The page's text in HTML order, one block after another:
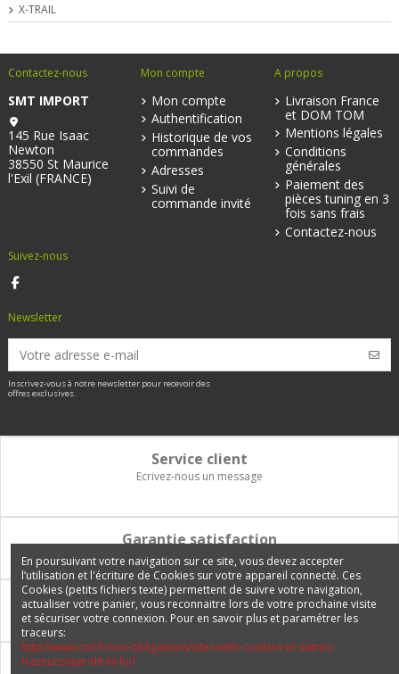
X-TRAIL
Contactez-nous
SMT IMPORT
145 Rue Isaac
Newton
38550 St Maurice
l'Exil (FRANCE)
Mon compte
Mon compte
Authentification
Historique de vos
commandes
Adresses
Suivi de
commande invité
A propos
Livraison France
et DOM TOM
Mentions légales
Conditions
générales
Paiement des
pièces tuning en 3
fois sans frais
Contactez-nous
Suivez-nous
Newsletter
Inscrivez-vous à notre newsletter pour recevoir des
offres exclusives.
Service client
Ecrivez-nous un message
Garantie satisfaction
Vous disposez de 14 jours pour changer d'avis et être remboursé
Paiement 100% sécurisé
Carte bancaire, PayPal, 3 fois sans frais, virement bancaire
Livraison Internationale
En poursuivant votre navigation sur ce site, vous devez accepter
l’utilisation et l'écriture de Cookies sur votre appareil connecté. Ces
Cookies (petits fichiers texte) permettent de suivre votre navigation,
actualiser votre panier, vous reconnaitre lors de votre prochaine visite
et sécuriser votre connexion. Pour en savoir plus et paramétrer les
traceurs:
http://www.cnil.fr/vos-obligations/sites-web-cookies-et-autres-
traceurs/que-dit-la-loi/